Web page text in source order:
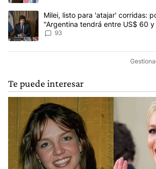
Un artículo de tendencia con el título
Milei, listo para 'atajar' corridas:
"Argentina tendrá entre US$ 60 y
93